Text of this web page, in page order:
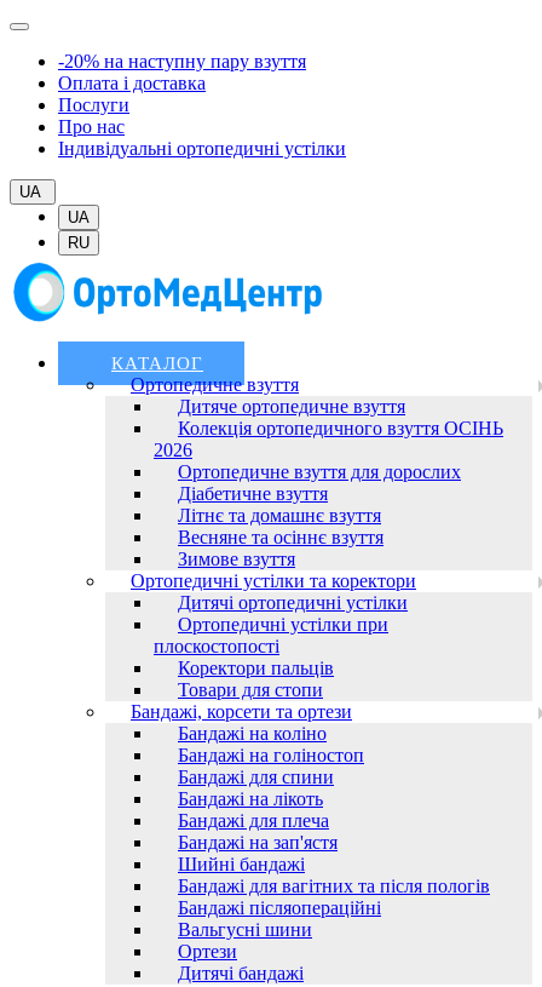
-20% на наступну пару взуття
Оплата і доставка
Послуги
Про нас
Індивідуальні ортопедичні устілки
UA
UA
RU
КАТАЛОГ
Ортопедичне взуття
Дитяче ортопедичне взуття
Колекція ортопедичного взуття ОСІНЬ
2026
Ортопедичне взуття для дорослих
Діабетичне взуття
Літнє та домашнє взуття
Весняне та осіннє взуття
Зимове взуття
Ортопедичні устілки та коректори
Дитячі ортопедичні устілки
Ортопедичні устілки при
плоскостопості
Коректори пальців
Товари для стопи
Бандажі, корсети та ортези
Бандажі на коліно
Бандажі на голіностоп
Бандажі для спини
Бандажі на лікоть
Бандажі для плеча
Бандажі на зап'ястя
Шийні бандажі
Бандажі для вагітних та після пологів
Бандажі післяопераційні
Вальгусні шини
Ортези
Дитячі бандажі